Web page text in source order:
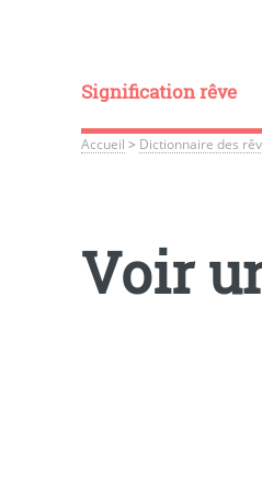
Signification rêve
Accueil > Dictionnaire des
Voir